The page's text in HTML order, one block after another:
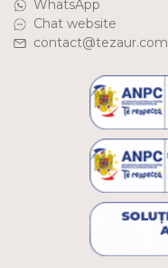
WhatsApp
Chat website
contact@tezaur.com